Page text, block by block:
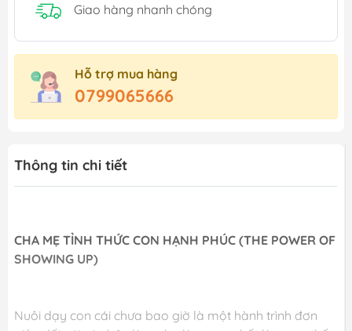
Giao hàng nhanh chóng
Hỗ trợ mua hàng
0799065666
Thông tin chi tiết
CHA MẸ TỈNH THỨC CON HẠNH PHÚC (THE POWER OF
SHOWING UP)
Nuôi dạy con cái chưa bao giờ là một hành trình đơn